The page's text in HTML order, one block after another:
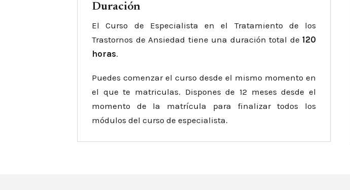
Duración
El Curso de Especialista en el Tratamiento de los
Trastornos de Ansiedad tiene una duración total de 120
horas.
Puedes comenzar el curso desde el mismo momento en
el que te matriculas. Dispones de 12 meses desde el
momento de la matrícula para finalizar todos los
módulos del curso de especialista.